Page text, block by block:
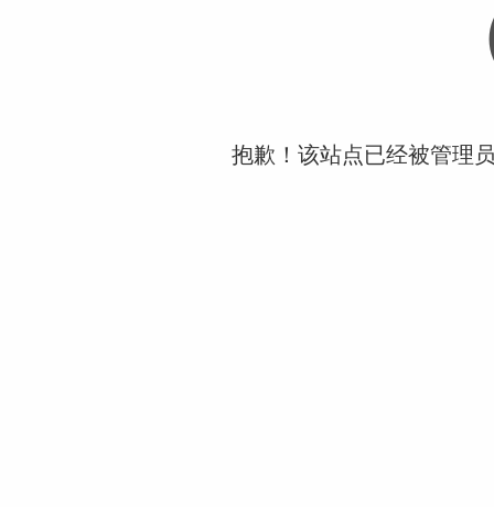
抱歉！该站点已经被管理